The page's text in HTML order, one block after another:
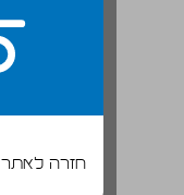
חזרה לאתר